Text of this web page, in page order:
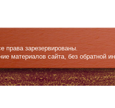
права зарезервированы.
материалов сайта, без обратной